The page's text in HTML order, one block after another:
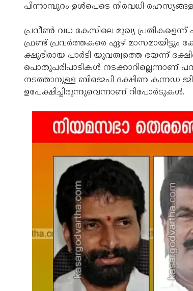
പിന്നാമ്പുറം ഉൾപെടെ നിരവധി
പ്രവീൺ വധ കേസിലെ മുഖ്യ
ഫ്രണ്ട് പ്രവർത്തകരെ ഏഴ് മാസമായിട്ടും
ക്ഷുഭിരായ പാർടി യുവത്വത്തെ ഭയന്ന്
പൊതുപരിപാടികൾ നടക്കാറില്ലെന്നാണ്
നടത്താനുള്ള ബിജെപി ദക്ഷിണ കന്നഡ
ഉപേക്ഷിച്ചിരുന്നുവെന്നാണ് റിപോർടുകൾ.